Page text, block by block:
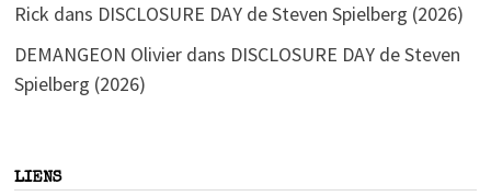
Rick dans DISCLOSURE DAY de Steven Spielberg (2026)
DEMANGEON Olivierdans DISCLOSURE DAY de Steven
Spielberg (2026)
LIENS